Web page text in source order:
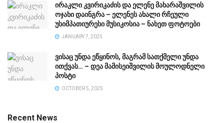
ირაკლი კვირიკაძის და ელენე მახარაშვილის
ოჯახი დაინგრა – ელენეს ახალი რჩეული
უსიმპათიურესი მუსიკოსია – ნახეთ ფოტოები
JANUARY 7, 2025
ვისაც უნდა ეწყინოს, მაგრამ სათქმელი უნდა
ითქვას… – დეა მამისეიშვილის მოულოდნელი
პოსტი
OCTOBER 5, 2025
Recent News